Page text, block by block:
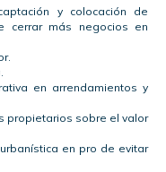
y colocación de
cerrar más negocios en
en arrendamientos y
propietarios sobre el valor
en pro de evitar